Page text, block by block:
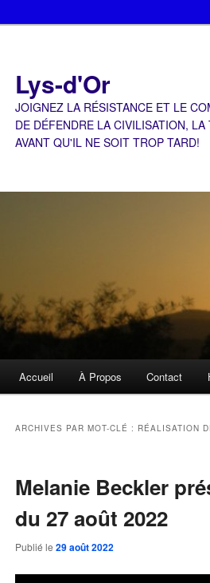
Lys-d'Or
JOIGNEZ LA RÉSISTANCE ET LE
DE DÉFENDRE LA CIVILISATION,
AVANT QU'IL NE SOIT TROP TARD!
Accueil À Propos Contact
ARCHIVES PAR MOT-CLÉ : RÉALISATION
Melanie Beckler
du 27 août 2022
Publié le 29 août 2022